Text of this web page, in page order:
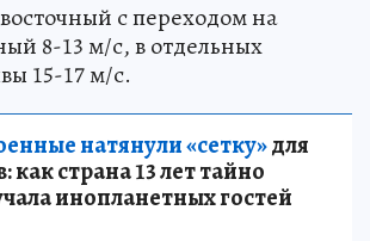
с переходом на
8-13 м/с, в отдельных
15-17 м/с.
натянули «сетку»для
страна 13 лет тайно
инопланетных гостей